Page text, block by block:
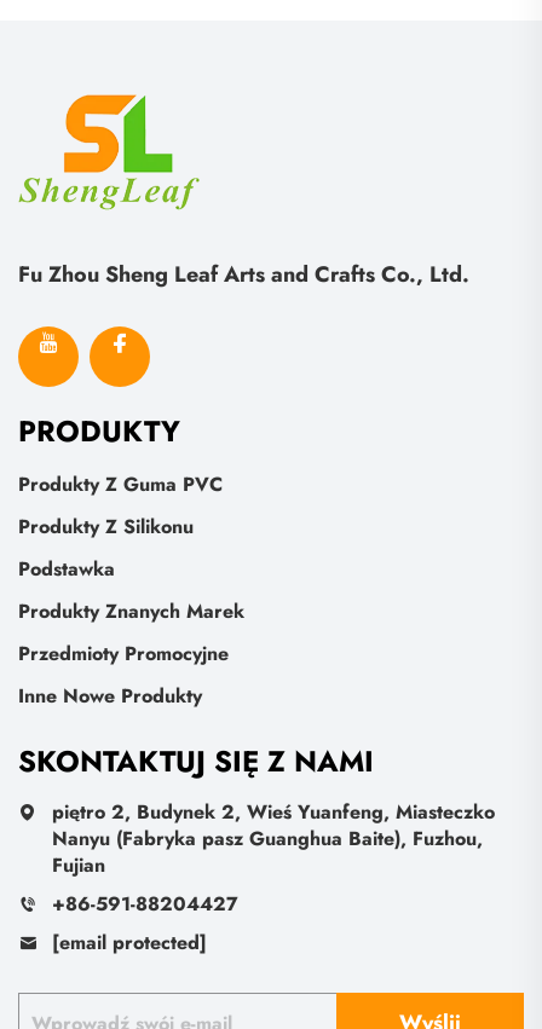
Fu Zhou Sheng Leaf Arts and Crafts Co., Ltd.
PRODUKTY
Produkty Z Guma PVC
Produkty Z Silikonu
Podstawka
Produkty Znanych Marek
Przedmioty Promocyjne
Inne Nowe Produkty
SKONTAKTUJ SIĘ Z NAMI
piętro 2, Budynek 2, Wieś Yuanfeng, Miasteczko
Nanyu (Fabryka pasz Guanghua Baite), Fuzhou,
Fujian
+86-591-88204427
[email protected]
Wyślij